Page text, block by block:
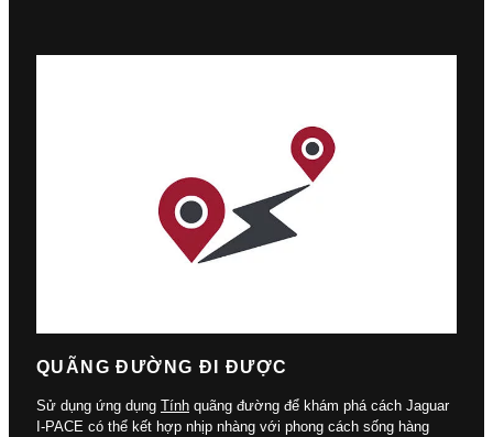
QUÃNG ĐƯỜNG ĐI ĐƯỢC
Sử dụng ứng dụng Tính quãng đường để khám phá cách Jaguar
I-PACE có thể kết hợp nhịp nhàng với phong cách sống hàng